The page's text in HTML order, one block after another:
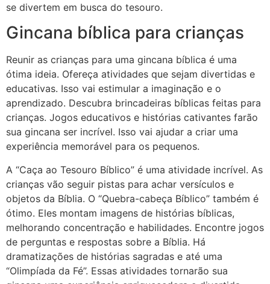
se divertem em busca do tesouro.
Gincana bíblica para crianças
Reunir as crianças para uma gincana bíblica é uma
ótima ideia. Ofereça atividades que sejam divertidas e
educativas. Isso vai estimular a imaginação e o
aprendizado. Descubra brincadeiras bíblicas feitas para
crianças. Jogos educativos e histórias cativantes farão
sua gincana ser incrível. Isso vai ajudar a criar uma
experiência memorável para os pequenos.
A “Caça ao Tesouro Bíblico” é uma atividade incrível. As
crianças vão seguir pistas para achar versículos e
objetos da Bíblia. O “Quebra-cabeça Bíblico” também é
ótimo. Eles montam imagens de histórias bíblicas,
melhorando concentração e habilidades. Encontre jogos
de perguntas e respostas sobre a Bíblia. Há
dramatizações de histórias sagradas e até uma
“Olimpíada da Fé”. Essas atividades tornarão sua